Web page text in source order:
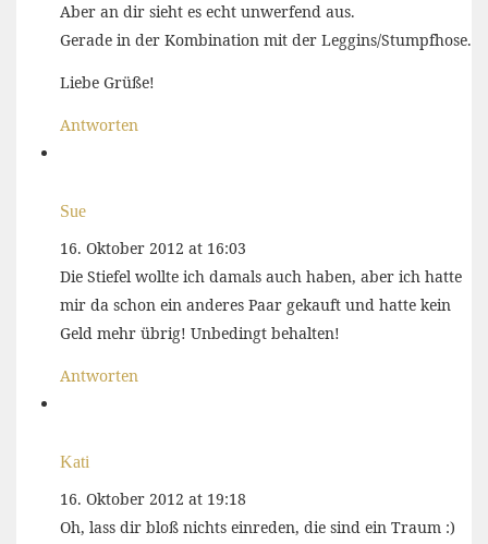
Aber an dir sieht es echt unwerfend aus.
Gerade in der Kombination mit der Leggins/Stumpfhose.
Liebe Grüße!
Antworten
Sue
16. Oktober 2012 at 16:03
Die Stiefel wollte ich damals auch haben, aber ich hatte
mir da schon ein anderes Paar gekauft und hatte kein
Geld mehr übrig! Unbedingt behalten!
Antworten
Kati
16. Oktober 2012 at 19:18
Oh, lass dir bloß nichts einreden, die sind ein Traum :)